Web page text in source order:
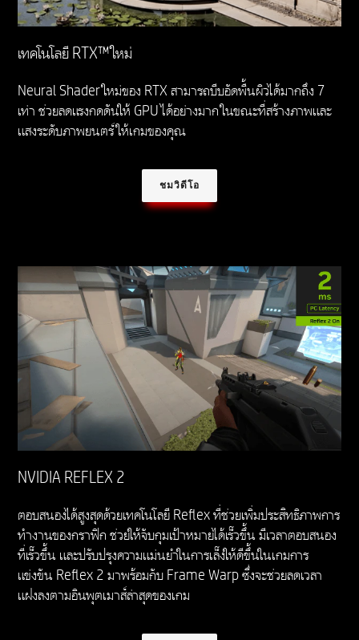
เทคโนโลยี RTX™ ใหม่
Neural Shader ใหม่ของ RTX สามารถบีบอัดพื้นผิวได้มากถึง 7
เท่า ช่วยลดแรงกดดันให้ GPU ได้อย่างมาก ในขณะที่สร้างภาพและ
แสงระดับภาพยนตร์ให้เกมของคุณ
ชมวิดีโอ
NVIDIA REFLEX 2
ตอบสนองได้สูงสุดด้วยเทคโนโลยี Reflex ที่ช่วยเพิ่มประสิทธิภาพการ
ทำงานของกราฟิก ช่วยให้จับกุมเป้าหมายได้เร็วขึ้น มีเวลาตอบสนอง
ที่เร็วขึ้น และปรับปรุงความแม่นยำในการเล็งให้ดีขึ้นในเกมการ
แข่งขัน Reflex 2 มาพร้อมกับ Frame Warp ซึ่งจะช่วยลดเวลา
แฝงลงตามอินพุตเมาส์ล่าสุดของเกม